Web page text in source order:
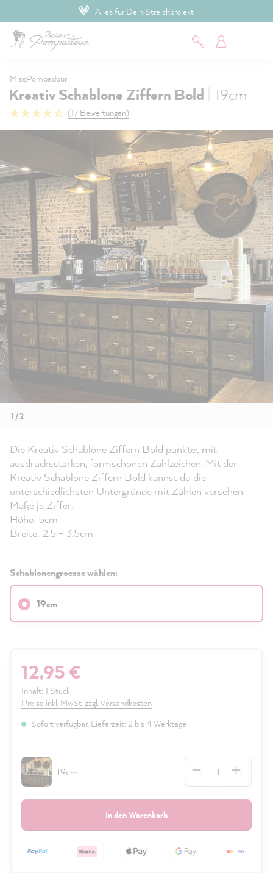
Alles für Dein Streichprojekt
MissPompadour
Kreativ Schablone Ziffern Bold 19cm
(17 Bewertungen)
1 / 2
Die Kreativ Schablone Ziffern Bold punktet mit
ausdrucksstarken, formschönen Zahlzeichen. Mit der
Kreativ Schablone Ziffern Bold kannst du die
unterschiedlichsten Untergründe mit Zahlen versehen.
Maße je Ziffer:
Höhe: 5cm
Breite: 2,5 - 3,5cm
Schablonengroesse wählen:
19cm
12,95 €
Inhalt: 1 Stück
Preise inkl. MwSt. zzgl. Versandkosten
Sofort verfügbar, Lieferzeit: 2 bis 4 Werktage
19cm
In den Warenkorb